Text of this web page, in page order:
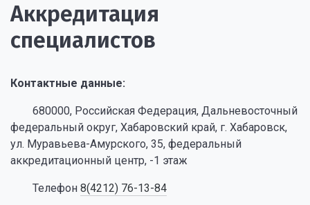
Аккредитация
специалистов
Контактные данные:
680000, Российская Федерация, Дальневосточный
федеральный округ, Хабаровский край, г. Хабаровск,
ул. Муравьева-Амурского, 35, федеральный
аккредитационный центр, -1 этаж
Телефон 8(4212) 76-13-84